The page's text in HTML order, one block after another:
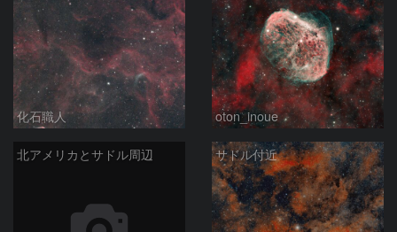
化石職人 oton_inoue
北アメリカとサドル周辺 サドル付近